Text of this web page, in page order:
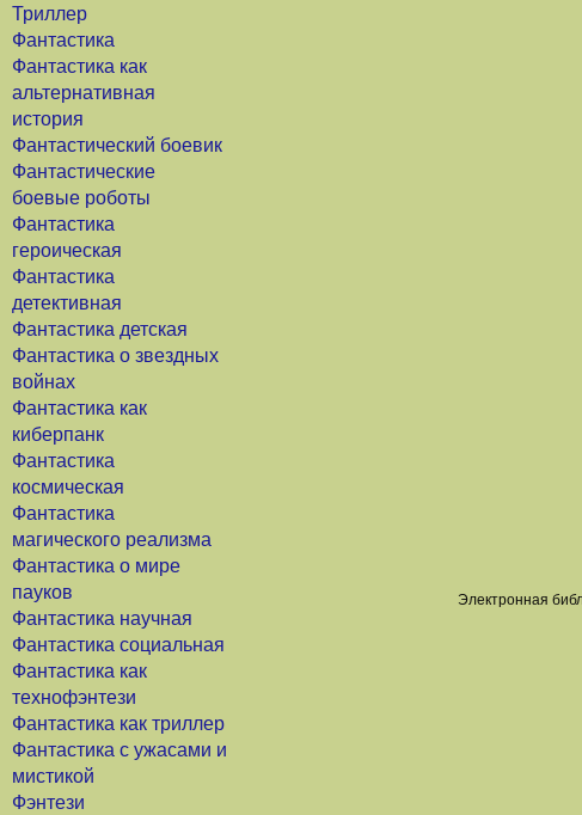
Триллер
Фантастика
Фантастика как
альтернативная
история
Фантастический боевик
Фантастические
боевые роботы
Фантастика
героическая
Фантастика
детективная
Фантастика детская
Фантастика о звездных
войнах
Фантастика как
киберпанк
Фантастика
космическая
Фантастика
магического реализма
Фантастика о мире
пауков
Фантастика научная
Фантастика социальная
Фантастика как
технофэнтези
Фантастика как триллер
Фантастика с ужасами и
мистикой
Фэнтези
Электронная